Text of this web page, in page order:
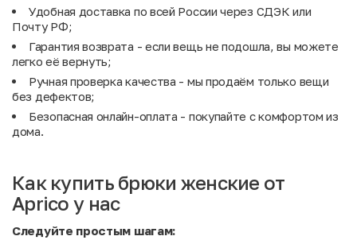
Удобная доставка по всей России через СДЭК или
Почту РФ;
Гарантия возврата - если вещь не подошла, вы можете
легко её вернуть;
Ручная проверка качества - мы продаём только вещи
без дефектов;
Безопасная онлайн-оплата - покупайте с комфортом из
дома.
Как купить брюки женские от
Aprico у нас
Следуйте простым шагам: